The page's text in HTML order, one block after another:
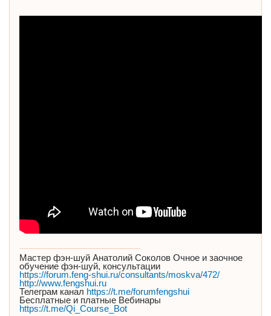
Мастер фэн-шуй Анатолий Соколов Очное и заочное
обучение фэн-шуй, консультации
https://forum.feng-shui.ru/consultants/moskva/472/
http://www.fengshui.ru
Телеграм канал https://t.me/forumfengshui
Бесплатные и платные Вебинары
https://t.me/Qi_Course_Bot